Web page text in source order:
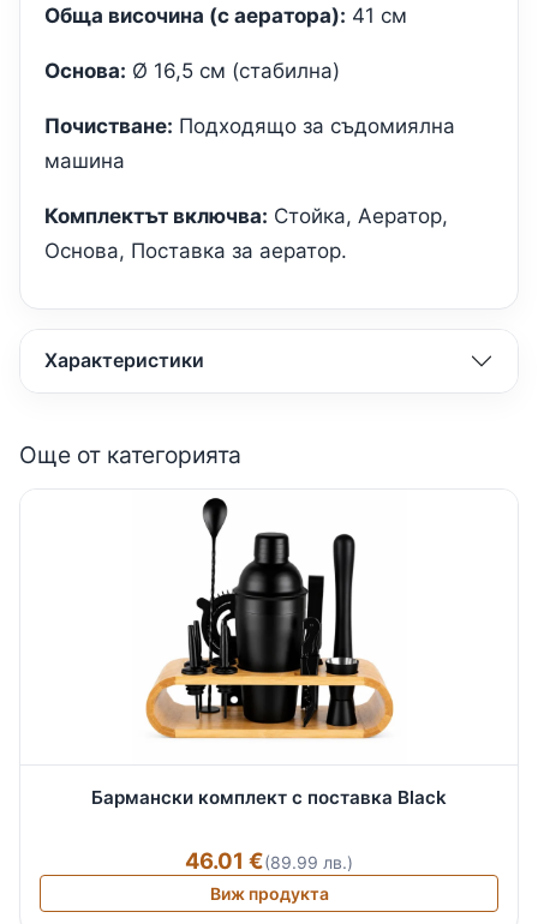
Обща височина (с аератора): 41 см
Основа: Ø 16,5 см (стабилна)
Почистване: Подходящо за съдомиялна
машина
Комплектът включва: Стойка, Аератор,
Основа, Поставка за аератор.
Характеристики
Още от категорията
Бармански комплект с поставка Black
46.01 €(89.99 лв.)
Виж продукта